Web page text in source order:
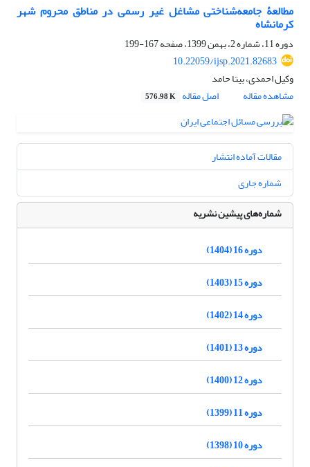
مطالعۀ جامعه‌شناختی مشاغل غیر رسمی در مناطق محروم شهر
کرمانشاه
دوره 11، شماره 2، بهمن 1399، صفحه
167-199
10.22059/ijsp.2021.82683
وکیل احمدی، بیتا حامد
مشاهده مقاله
اصل مقاله 576.98 K
مقالات آماده انتشار
شماره جاری
شماره‌های پیشین نشریه
دوره 16 (1404)
دوره 15 (1403)
دوره 14 (1402)
دوره 13 (1401)
دوره 12 (1400)
دوره 11 (1399)
دوره 10 (1398)